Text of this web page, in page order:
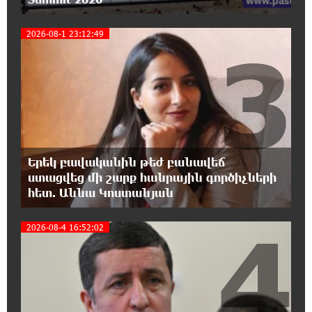
Moody’s-ը IDBank-ի վարկանիշային
հեռանկարը փոխել է դրականի
15:24:13 6-08-2026
Վեհափառի անձնագրի մեջ գրված է՝
Գարեգին Բ․ նույնիսկ քննիչներն ու
դատախազներն են այդպես դիմում նրան՝ իրենց հավատից
ելնելով․ տեսանյութ
15:09:27 6-08-2026
Ռեբուսը լուծելու համար, ասեք թե ինչպե՞ս
ՀՀ 29.800 քկմ տարածքը կրճատվեց.
Վարդևանյանը՝ Հովհաննիսյանին
15:00:46 6-08-2026
Ֆասթ Բանկը Սևան Ստարտափ Սամմիթին
ներկայացրել է իր պրոդուկտներն ու
քարտային առաջարկները
2026-08-1 23:12:49
Երեկ բավականին թեժ բանավեճ
ստացվեց մի շարք հանրային գործիչների
հետ. Աննա Կոստանյան
3
2026-08-4 16:52:02 4